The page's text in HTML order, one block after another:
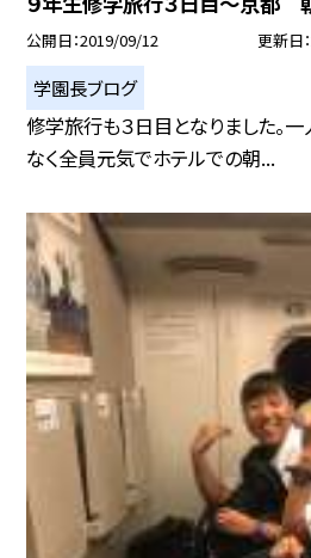
公開日 2019/09/12 更新日
学園長ブログ
修学旅行も３日目となりました。
なく全員元気でホテルでの朝...